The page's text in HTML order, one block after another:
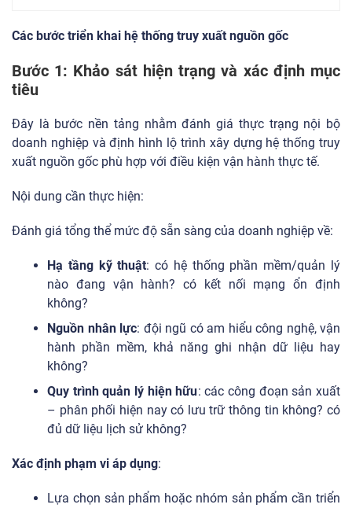
Các bước triển khai hệ thống truy xuất nguồn gốc
Bước 1: Khảo sát hiện trạng và xác định mục
tiêu
Đây là bước nền tảng nhằm đánh giá thực trạng nội bộ
doanh nghiệp và định hình lộ trình xây dựng hệ thống truy
xuất nguồn gốc phù hợp với điều kiện vận hành thực tế.
Nội dung cần thực hiện:
Đánh giá tổng thể mức độ sẵn sàng của doanh nghiệp về:
Hạ tầng kỹ thuật: có hệ thống phần mềm/quản lý
nào đang vận hành? có kết nối mạng ổn định
không?
Nguồn nhân lực: đội ngũ có am hiểu công nghệ, vận
hành phần mềm, khả năng ghi nhận dữ liệu hay
không?
Quy trình quản lý hiện hữu: các công đoạn sản xuất
– phân phối hiện nay có lưu trữ thông tin không? có
đủ dữ liệu lịch sử không?
Xác định phạm vi áp dụng:
Lựa chọn sản phẩm hoặc nhóm sản phẩm cần triển